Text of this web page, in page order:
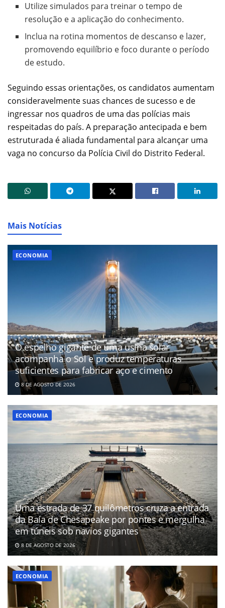
Utilize simulados para treinar o tempo de
resolução e a aplicação do conhecimento.
Inclua na rotina momentos de descanso e lazer,
promovendo equilíbrio e foco durante o período
de estudo.
Seguindo essas orientações, os candidatos aumentam
consideravelmente suas chances de sucesso e de
ingressar nos quadros de uma das polícias mais
respeitadas do país. A preparação antecipada e bem
estruturada é aliada fundamental para alcançar uma
vaga no concurso da Polícia Civil do Distrito Federal.
Mais Notícias
ECONOMIA
O espelho gigante de uma usina solar
acompanha o Sol e produz temperaturas
suficientes para fabricar aço e cimento
8 DE AGOSTO DE 2026
ECONOMIA
Uma estrada de 37 quilômetros cruza a entrada
da Baía de Chesapeake por pontes e mergulha
em túneis sob navios gigantes
8 DE AGOSTO DE 2026
ECONOMIA